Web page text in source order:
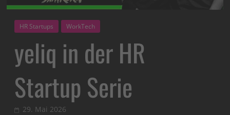
HR Startups WorkTech
yeliq in der HR
Startup Serie
29. Mai 2026